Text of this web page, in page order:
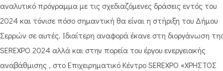
αναλυτικό πρόγραμμα με τις σχεδιαζόμενες δράσεις εντός του
2024 και τόνισε πόσο σημαντική θα είναι η στήριξη του Δήμου
Σερρών σε αυτές. Ιδιαίτερη αναφορά έκανε στη διοργάνωση
SEREXPO 2024 αλλά και στην πορεία του έργου ενεργειακής
αναβάθμισης , στο Επιχειρηματικό Κέντρο SEREXPO «ΧΡΗΣΤΟΣ